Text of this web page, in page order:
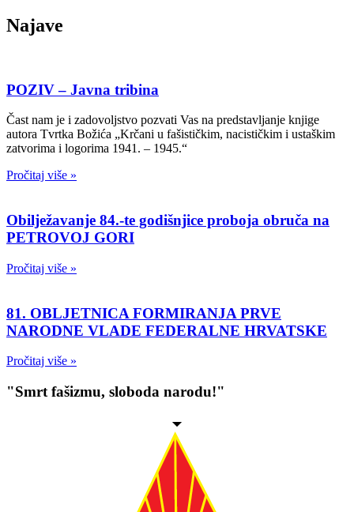
Najave
POZIV – Javna tribina
Čast nam je i zadovoljstvo pozvati Vas na predstavljanje knjige
autora Tvrtka Božića „Krčani u fašističkim, nacističkim i ustaškim
zatvorima i logorima 1941. – 1945.“
Pročitaj više »
Obilježavanje 84.-te godišnjice proboja obruča na
PETROVOJ GORI
Pročitaj više »
81. OBLJETNICA FORMIRANJA PRVE
NARODNE VLADE FEDERALNE HRVATSKE
Pročitaj više »
"Smrt fašizmu, sloboda narodu!"